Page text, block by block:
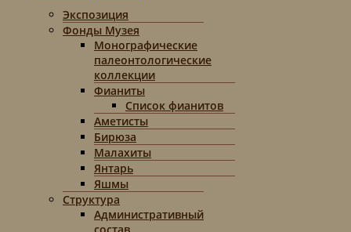
Экспозиция
Фонды Музея
Монографические
палеонтологические
коллекции
Фианиты
Список фианитов
Аметисты
Бирюза
Малахиты
Янтарь
Яшмы
Структура
Административный